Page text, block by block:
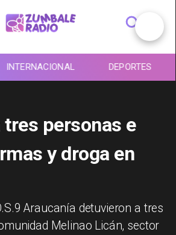
INTERNACIONAL DEPORTES
tres personas e
y droga en
Araucanía detuvieron a tres
Melinao Licán, sector